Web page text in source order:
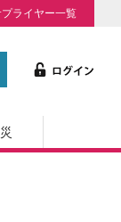
プライヤー一覧